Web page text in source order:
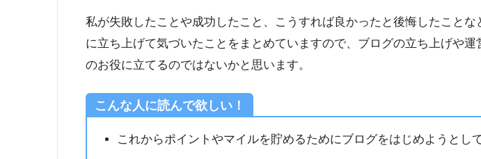
私が失敗したことや成功したこと、こうすれば良かったと後悔したことな
に立ち上げて気づいたことをまとめていますので、ブログの立ち上げや運
のお役に立てるのではないかと思います。
こんな人に読んで欲しい！
これからポイントやマイルを貯めるためにブログをはじめようとし